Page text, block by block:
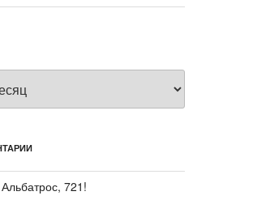
Альбатрос, 721!